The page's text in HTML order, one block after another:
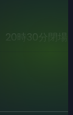
時30分閉場